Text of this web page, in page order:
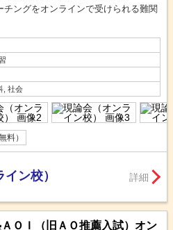
チングをオンラインで受けられる難関
, 社会
料）
ン校） 詳細
ＯＩ（旧ＡＯ推薦入試）オン